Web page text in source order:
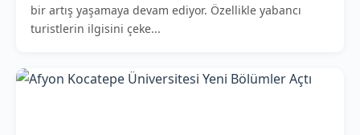
bir artış yaşamaya devam ediyor. Özellikle yabancı
turistlerin ilgisini çeke...